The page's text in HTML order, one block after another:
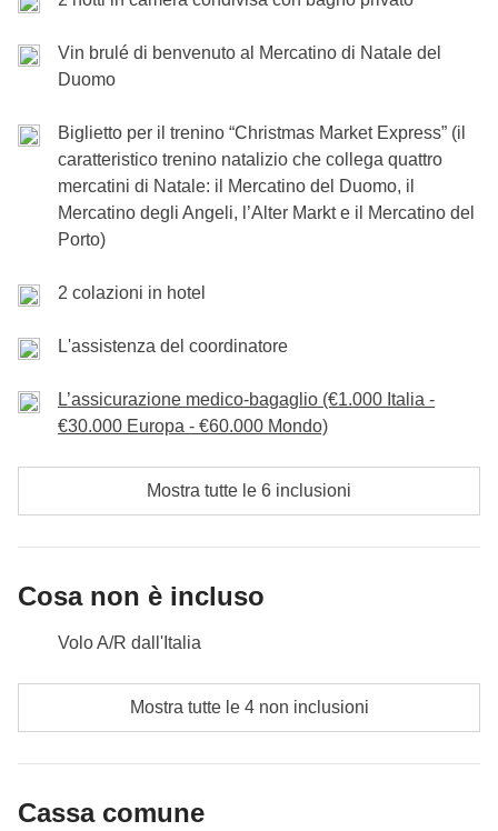
passeggiata finale prima della partenza e dei saluti al
gruppo.
: Prima colazione
Cassa comune: Attività extra di tutto il gruppo
Non incluso
: Pasti e Transfer per l'aeroporto
Vin brulé di benvenuto al Mercatino di Natale del
Duomo
Biglietto per il trenino “Christmas Market Express” (il
caratteristico trenino natalizio che collega quattro
mercatini di Natale: il Mercatino del Duomo, il
Mercatino degli Angeli, l’Alter Markt e il Mercatino del
Porto)
2 colazioni in hotel
L'assistenza del coordinatore
L’assicurazione medico-bagaglio (€1.000 Italia -
€30.000 Europa - €60.000 Mondo)
Mostra tutte le 6 inclusioni
Cosa non è incluso
Volo A/R dall'Italia
Pasti e bevande dove non indicato
infilare nello zaino
Tutto ciò che non è menzionato nella sezione "Cosa
Mostra tutte le 4 non inclusioni
Cassa comune